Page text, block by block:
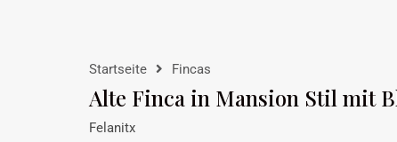
Startseite Fincas
Alte Finca in Mansion Stil mit
Felanitx